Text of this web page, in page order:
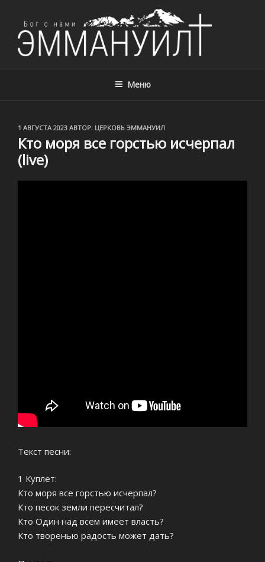
Меню
ОПУБЛИКОВАНО
1 АВГУСТА 2023 АВТОР: ЦЕРКОВЬ ЭММАНУИЛ
Кто моря все горстью исчерпал
(live)
Текст песни:
1 Куплет:
Кто моря все горстью исчерпал?
Кто песок земли пересчитал?
Кто Один над всем имеет власть?
Кто творенью радость может дать?